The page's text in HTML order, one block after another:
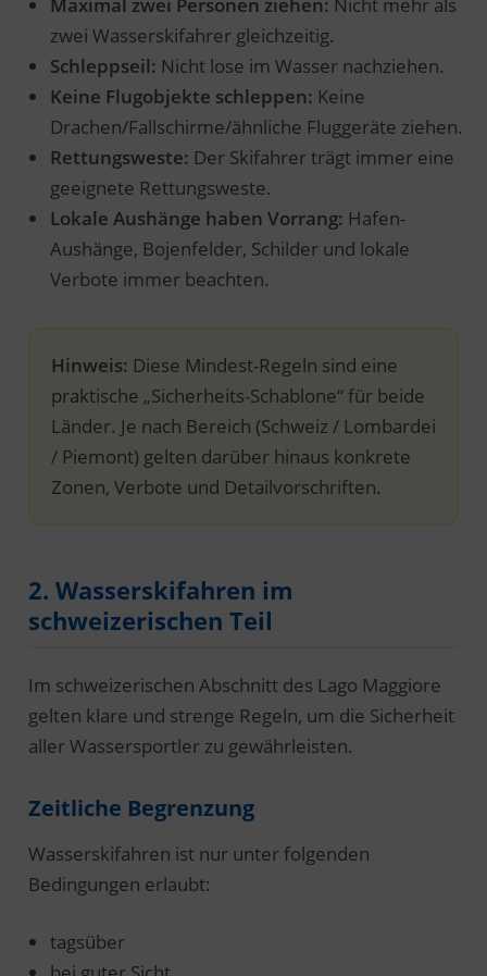
zwei Wasserskifahrer gleichzeitig.
Schleppseil: Nicht lose im Wasser nachziehen.
Keine Flugobjekte schleppen: Keine
Drachen/Fallschirme/ähnliche Fluggeräte ziehen.
Rettungsweste: Der Skifahrer trägt immer eine
geeignete Rettungsweste.
Lokale Aushänge haben Vorrang: Hafen-
Aushänge, Bojenfelder, Schilder und lokale
Verbote immer beachten.
Hinweis: Diese Mindest-Regeln sind eine
praktische „Sicherheits-Schablone“ für beide
Länder. Je nach Bereich (Schweiz / Lombardei
/ Piemont) gelten darüber hinaus konkrete
Zonen, Verbote und Detailvorschriften.
2. Wasserskifahren im
schweizerischen Teil
Im schweizerischen Abschnitt des Lago Maggiore
gelten klare und strenge Regeln, um die Sicherheit
aller Wassersportler zu gewährleisten.
Zeitliche Begrenzung
Wasserskifahren ist nur unter folgenden
Bedingungen erlaubt:
tagsüber